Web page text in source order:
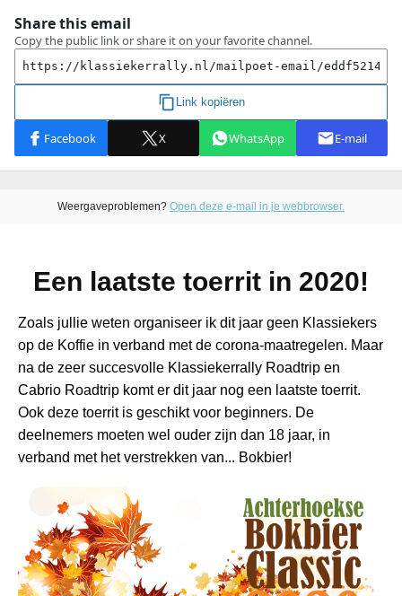
Weergaveproblemen? Open deze e-mail in je webbrowser.
Een laatste toerrit in 2020!
Zoals jullie weten organiseer ik dit jaar geen Klassiekers
op de Koffie in verband met de corona-maatregelen. Maar
na de zeer succesvolle Klassiekerrally Roadtrip en
Cabrio Roadtrip komt er dit jaar nog een laatste toerrit.
Ook deze toerrit is geschikt voor beginners. De
deelnemers moeten wel ouder zijn dan 18 jaar, in
verband met het verstrekken van... Bokbier!